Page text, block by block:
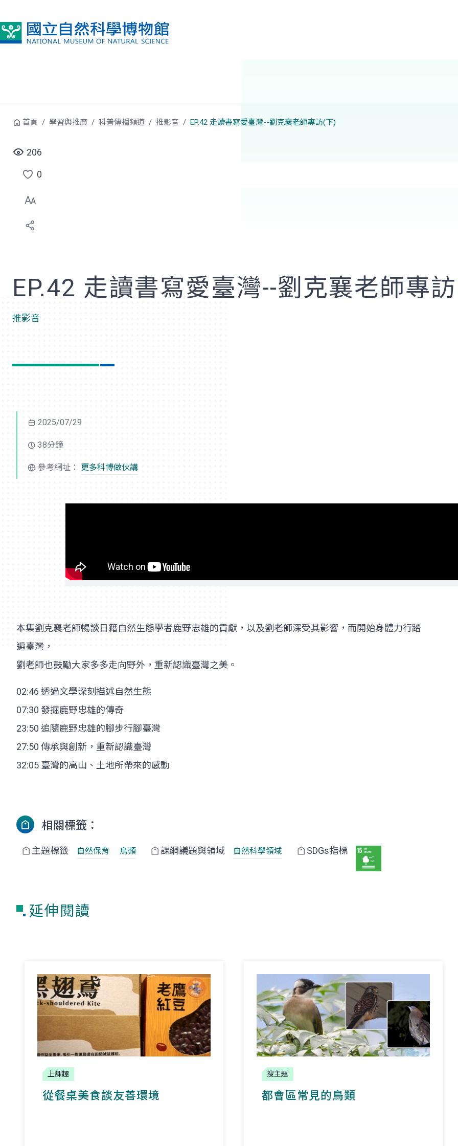
首頁 學習與推廣 科普傳播頻道 推影音 EP.42 走讀書寫愛臺灣--劉克襄老師專訪(下)
206
點
選
喜
0
EP.42 走讀書寫愛臺灣--劉克襄老師專
推影音
2025/07/29
38分鐘
參考網址： 更多科博做伙講
本集劉克襄老師暢談日籍自然生態學者鹿野忠雄的貢獻，以及劉老師深受其影響，而開始身體力行踏
遍臺灣，
劉老師也鼓勵大家多多走向野外，重新認識臺灣之美。
02:46 透過文學深刻描述自然生態
07:30 發掘鹿野忠雄的傳奇
23:50 追隨鹿野忠雄的腳步行腳臺灣
27:50 傳承與創新，重新認識臺灣
32:05 臺灣的高山、土地所帶來的感動
相關標籤：
主題標籤 自然保育 鳥類 課綱議題與領域 自然科學領域 SDGs指標
延伸閱讀
上課趣
從餐桌美食談友善環境
搜主題
都會區常見的鳥類